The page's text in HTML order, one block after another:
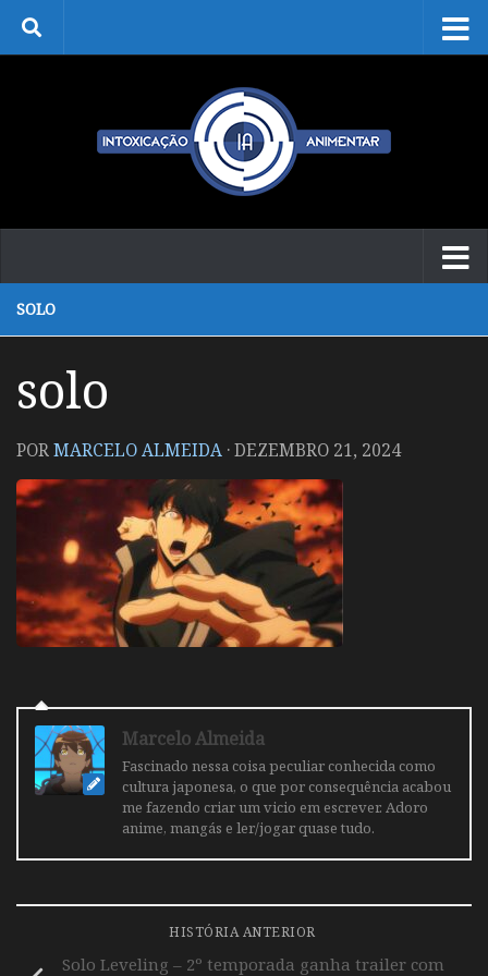
Skip to content
SOLO
solo
PORMARCELO ALMEIDA ·DEZEMBRO 21, 2024
Marcelo Almeida
Fascinado nessa coisa peculiar conhecida como
cultura japonesa, o que por consequência acabou
me fazendo criar um vicio em escrever. Adoro
anime, mangás e ler/jogar quase tudo.
HISTÓRIA ANTERIOR
Solo Leveling – 2º temporada ganha trailer com